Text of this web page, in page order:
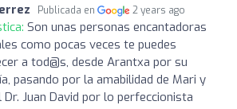
Publicada en 2 years ago
Son unas personas encantadoras
como pocas veces te puedes
a tod@s, desde Arantxa por su
pasando por la amabilidad de Mari y
Juan David por lo perfeccionista